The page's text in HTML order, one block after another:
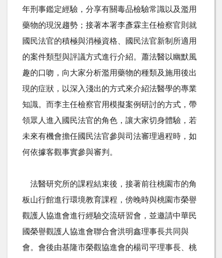
年刑事鑑定經驗，分享有關毒品檢驗常識以及濫用
藥物的現況趨勢；接著本署李彥霖主任檢察官則就
國民法官的積極與消極資格、國民法官新制所適用
的案件類型與評議方式進行介紹。蕭法醫以幽默風
趣的口吻，向大家分析濫用藥物的種類及施用後出
現的症狀，以深入淺出的方式來介紹法醫學的專業
知識。而李主任檢察官用模擬案例研討的方式，帶
領眾人進入國民法官的角色，讓大家切身體驗，若
未來有機會擔任國民法官參與司法審理過程時，如
何依據客觀事實參與審判。
法醫研究所的課程結束後，接著前往桃園市的角
板山行館進行環境教育課程，傍晚時與桃園市榮譽
觀護人協進會進行經驗交流研習會，並邀請中華民
國榮譽觀護人協進會聯合會洪明鑫理事長共同與
會。會後由基隆市榮觀協進會的楊司平理事長、桃